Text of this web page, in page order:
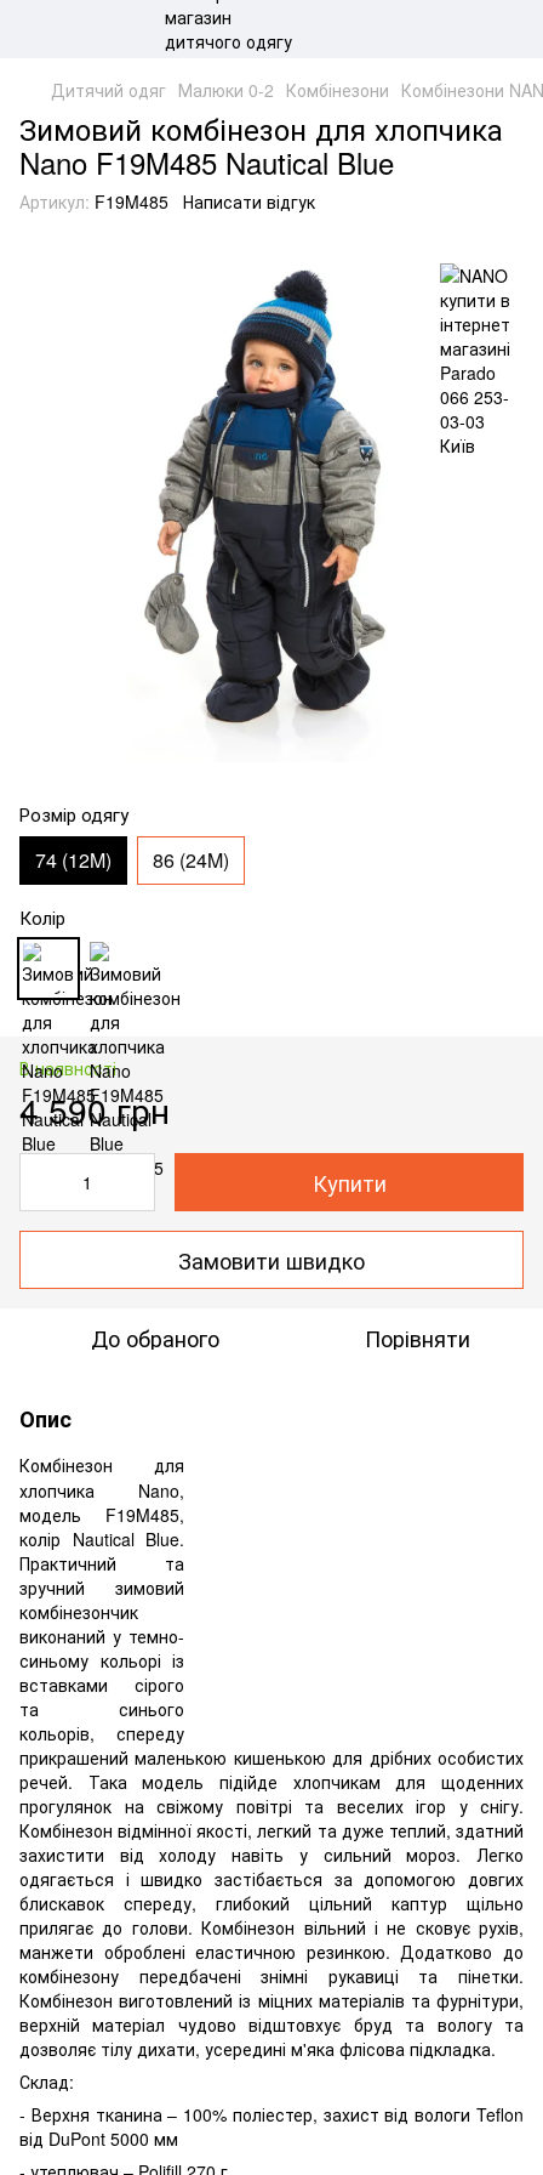
Дитячий одяг Малюки 0-2 Комбінезони Комбінезони
Зимовий комбінезон для хлопчика
Nano F19M485 Nautical Blue
Артикул: F19M485 Написати відгук
Розмір одягу
74 (12M) 86 (24M)
Колір
В наявності
4 590 грн
Купити
Замовити швидко
До обраного Порівняти
Опис
Комбінезон для
хлопчика Nano,
модель F19M485,
колір Nautical Blue.
Практичний та
зручний зимовий
комбінезончик
виконаний у темно-
синьому кольорі із
вставками сірого
та синього
кольорів, спереду
прикрашений маленькою кишенькою для дрібних особистих
речей. Така модель підійде хлопчикам для щоденних
прогулянок на свіжому повітрі та веселих ігор у снігу.
Комбінезон відмінної якості, легкий та дуже теплий, здатний
захистити від холоду навіть у сильний мороз. Легко
одягається і швидко застібається за допомогою довгих
блискавок спереду, глибокий цільний каптур щільно
прилягає до голови. Комбінезон вільний і не сковує рухів,
манжети оброблені еластичною резинкою. Додатково до
комбінезону передбачені знімні рукавиці та пінетки.
Комбінезон виготовлений із міцних матеріалів та фурнітури,
верхній матеріал чудово відштовхує бруд та вологу та
дозволяє тілу дихати, усередині м'яка флісова підкладка.
Склад:
- Верхня тканина – 100% поліестер, захист від вологи Teflon
від DuPont 5000 мм